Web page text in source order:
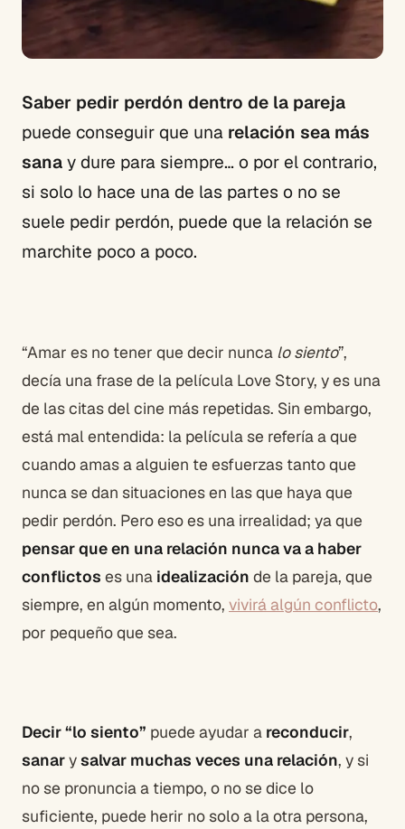
Saber pedir perdón dentro de la pareja
puede conseguir que una relación sea más
sana y dure para siempre… o por el contrario,
si solo lo hace una de las partes o no se
suele pedir perdón, puede que la relación se
marchite poco a poco.
“Amar es no tener que decir nunca lo siento”,
decía una frase de la película Love Story, y es una
de las citas del cine más repetidas. Sin embargo,
está mal entendida: la película se refería a que
cuando amas a alguien te esfuerzas tanto que
nunca se dan situaciones en las que haya que
pedir perdón. Pero eso es una irrealidad; ya que
pensar que en una relación nunca va a haber
conflictos es una idealización de la pareja, que
siempre, en algún momento, vivirá algún conflicto,
por pequeño que sea.
Decir “lo siento” puede ayudar a reconducir,
sanarysalvar muchas veces una relación, y si
no se pronuncia a tiempo, o no se dice lo
suficiente, puede herir no solo a la otra persona,